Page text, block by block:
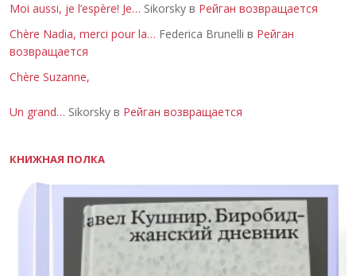
Moi aussi, je l’espère! Je… Sikorsky в Рейган возвращается
Chère Nadia, merci pour la… Federica Brunelli в Рейган
возвращается
Chère Suzanne,
Un grand… Sikorsky в Рейган возвращается
КНИЖНАЯ ПОЛКА